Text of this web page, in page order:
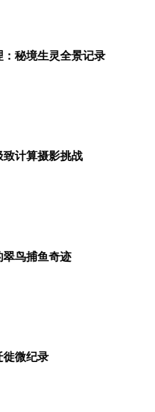
秘境生灵全景记录
计算摄影挑战
鸟捕鱼奇迹
微纪录